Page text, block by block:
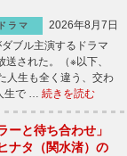
ドラマ
2026年8月7日
ブル主演するドラマ
された。（※以下、
人生も全く違う、交わ
生で … 続きを読む
ーと待ち合わせ」
ナタ（関水渚）の